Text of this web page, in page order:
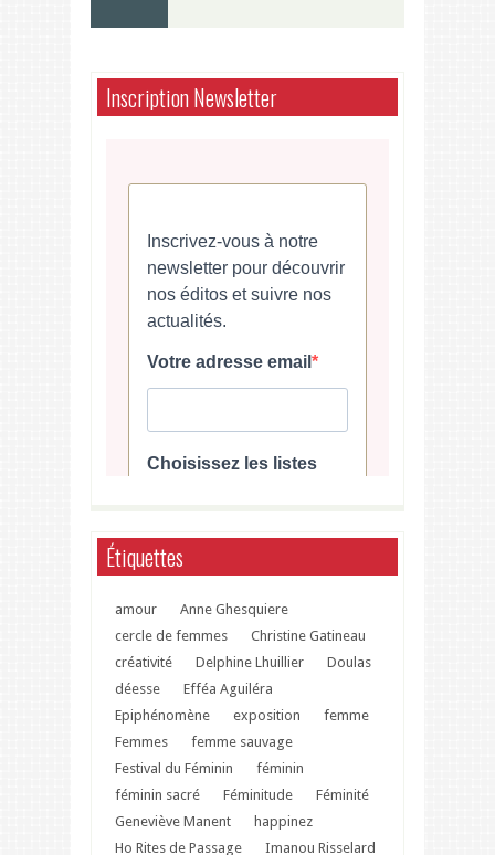
Inscription Newsletter
Étiquettes
amour
Anne Ghesquiere
cercle de femmes
Christine Gatineau
créativité
Delphine Lhuillier
Doulas
déesse
Efféa Aguiléra
Epiphénomène
exposition
femme
Femmes
femme sauvage
Festival du Féminin
féminin
féminin sacré
Féminitude
Féminité
Geneviève Manent
happinez
Ho Rites de Passage
Imanou Risselard